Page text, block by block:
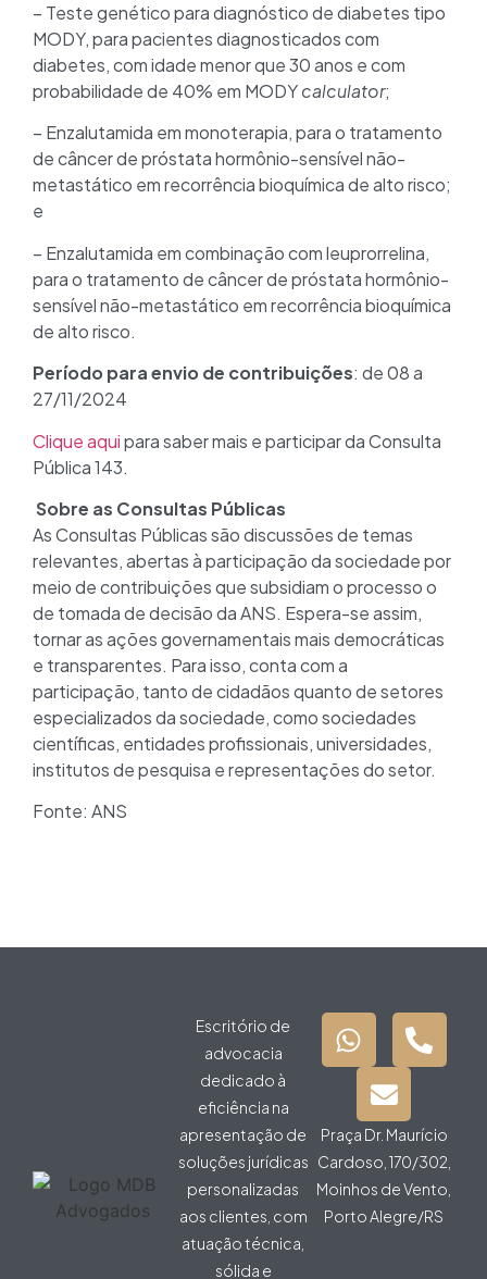
– Teste genético para diagnóstico de diabetes tipo
MODY, para pacientes diagnosticados com
diabetes, com idade menor que 30 anos e com
probabilidade de 40% em MODYcalculator;
– Enzalutamida em monoterapia, para o tratamento
de câncer de próstata hormônio-sensível não-
metastático em recorrência bioquímica de alto risco;
e
– Enzalutamida em combinação com leuprorrelina,
para o tratamento de câncer de próstata hormônio-
sensível não-metastático em recorrência bioquímica
de alto risco.
Período para envio de contribuições: de 08 a
27/11/2024
Clique aquipara saber mais e participar da Consulta
Pública 143.
Sobre as Consultas Públicas
As Consultas Públicas são discussões de temas
relevantes, abertas à participação da sociedade por
meio de contribuições que subsidiam o processo o
de tomada de decisão da ANS. Espera-se assim,
tornar as ações governamentais mais democráticas
e transparentes. Para isso, conta com a
participação, tanto de cidadãos quanto de setores
especializados da sociedade, como sociedades
científicas, entidades profissionais, universidades,
institutos de pesquisa e representações do setor.
Fonte: ANS
Escritório de
advocacia
dedicado à
eficiência na
apresentação de
soluções jurídicas
personalizadas
aos clientes, com
atuação técnica,
sólida e
Praça Dr. Maurício
Cardoso, 170/302,
Moinhos de Vento,
Porto Alegre/RS